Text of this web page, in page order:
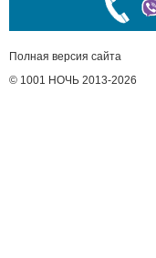
Полная версия сайта
© 1001 НОЧЬ 2013-2026